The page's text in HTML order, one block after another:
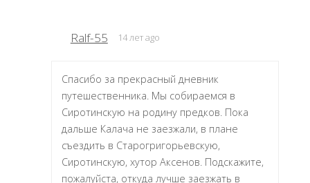
Ralf-55 14 лет ago
Спасибо за прекрасный дневник
путешественника. Мы собираемся в
Сиротинскую на родину предков. Пока
дальше Калача не заезжали, в плане
съездить в Старогригорьевскую,
Сиротинскую, хутор Аксенов. Подскажите,
пожалуйста, откуда лучше заезжать в